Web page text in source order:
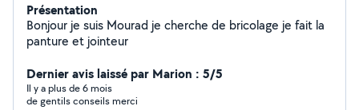
Présentation
Bonjour je suis Mourad je cherche de bricolage je fait la
panture et jointeur
Dernier avis laissé par Marion : 5/5
Il y a plus de 6 mois
de gentils conseils merci